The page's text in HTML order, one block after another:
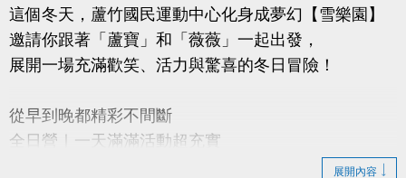
這個冬天，蘆竹國民運動中心化身成夢幻【雪樂園】
邀請你跟著「蘆寶」和「薇薇」一起出發，
展開一場充滿歡笑、活力與驚喜的冬日冒險！
從早到晚都精彩不間斷
全日營｜一天滿滿活動超充實
展開內容